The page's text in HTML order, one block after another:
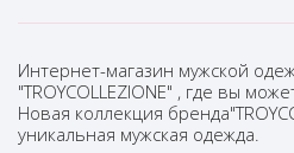
Интернет-магазин мужской
"TROYCOLLEZIONE" , где вы
Новая коллекция
уникальная мужская одежда.